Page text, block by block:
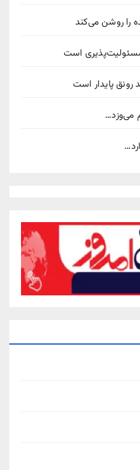
را روشن می‌کند
است
پایدار است
می‌وزد…